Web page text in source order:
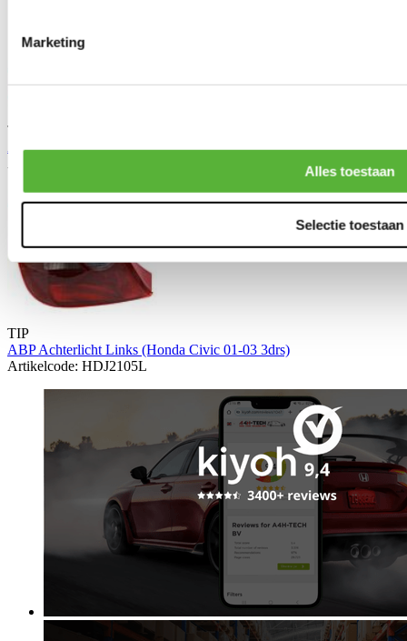
Marketing
Alles toestaan
Selectie toestaan
TIP
ABP Achterlicht Rechts (Honda Civic 01-03 3drs)
TIP
ABP Achterlicht Links (Honda Civic 01-03 3drs)
Artikelcode: HDJ2105L